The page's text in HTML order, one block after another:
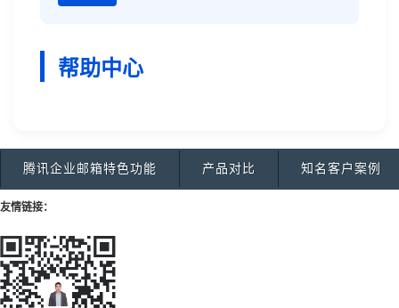
帮助中心
腾讯企业邮箱特色功能 产品对比 知名客户案例
友情链接：